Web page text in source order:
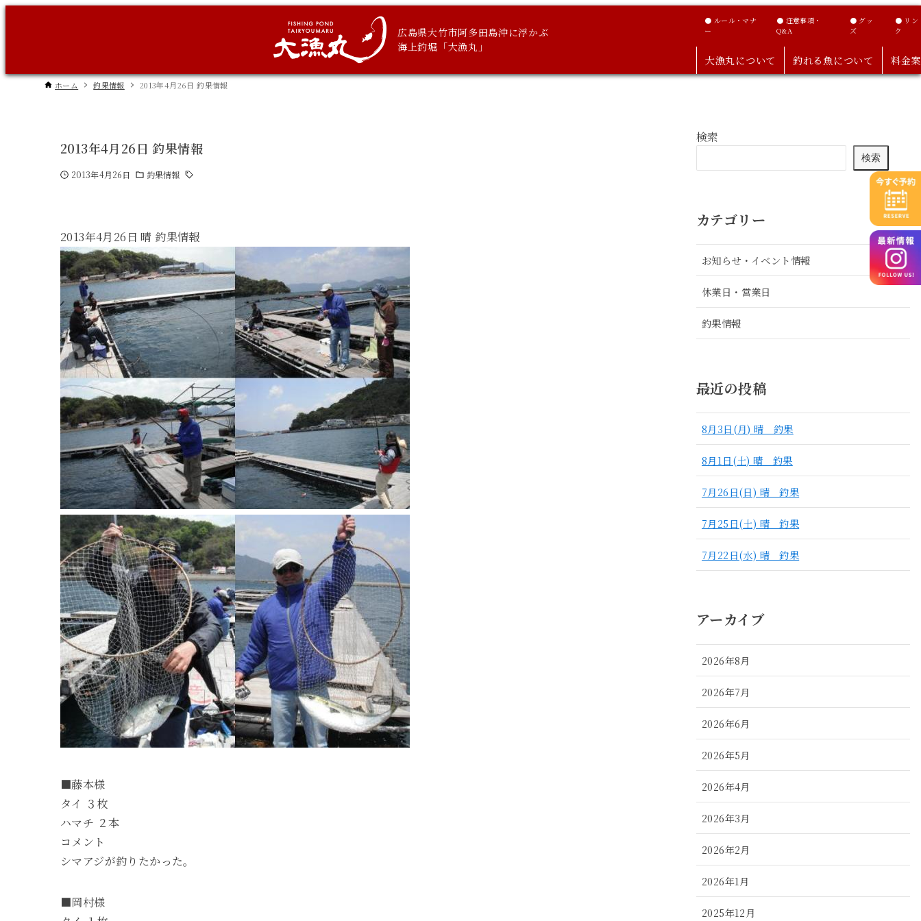
広島県大竹市阿多田島沖に浮かぶ
海上釣堀「大漁丸」
● ルール・マナ
ー
● 注意事項・
Q&A
● グッ
ズ
● リン
ク
大漁丸について 釣れる魚について 料金
ホーム 釣果情報 2013年4月26日 釣果情報
2013年4月26日 釣果情報
2013年4月26日 釣果情報
2013年4月26日 晴 釣果情報
■藤本様
タイ ３枚
ハマチ ２本
コメント
シマアジが釣りたかった。
■岡村様
検索
検索
カテゴリー
お知らせ・イベント情報
休業日・営業日
釣果情報
最近の投稿
8月3日(月) 晴 釣果
8月1日(土) 晴 釣果
7月26日(日) 晴 釣果
7月25日(土) 晴 釣果
7月22日(水) 晴 釣果
アーカイブ
2026年8月
2026年7月
2026年6月
2026年5月
2026年4月
2026年3月
2026年2月
2026年1月
2025年12月